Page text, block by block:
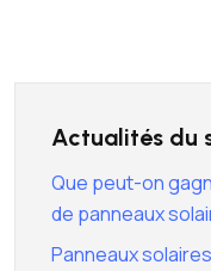
Actualités du
Que peut-on
de panneaux
Panneaux